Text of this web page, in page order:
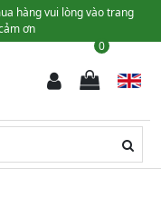
hàng vui lòng vào trang
ơn
0